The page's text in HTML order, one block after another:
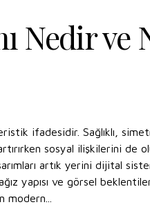
Nedir ve
ifadesidir. Sağlıklı,
sosyal ilişkilerini de
artık yerini dijital
yapısı ve görsel